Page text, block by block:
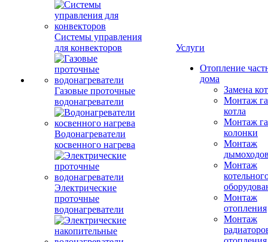
Системы управления
для конвекторов
Газовые проточные
водонагреватели
Водонагреватели
косвенного нагрева
Электрические
проточные
водонагреватели
Услуги
Отопление
дома
Замена
Монтаж
котла
Монтаж
колонки
Монтаж
Монтаж
Монтаж
отопления
Монтаж